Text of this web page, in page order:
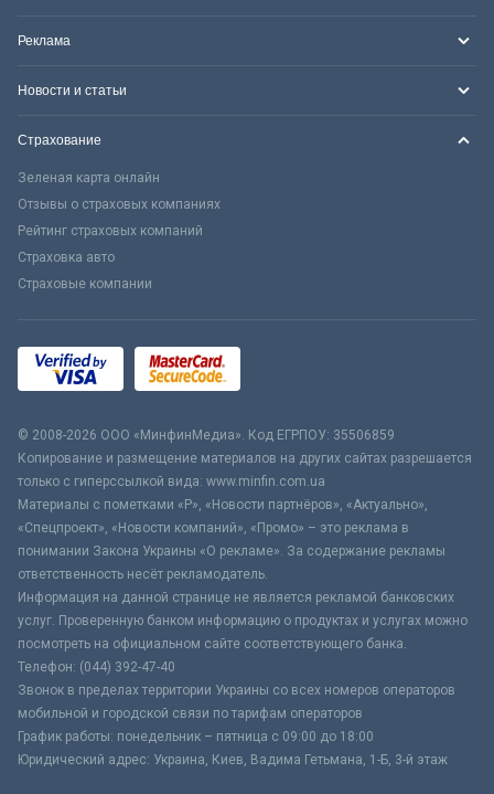
Реклама
Новости и статьи
Страхование
Зеленая карта онлайн
Отзывы о страховых компаниях
Рейтинг страховых компаний
Страховка авто
Страховые компании
© 2008-2026 ООО «МинфинМедиа». Код ЕГРПОУ: 35506859
Копирование и размещение материалов на других сайтах разрешается
только с гиперссылкой вида: www.minfin.com.ua
Материалы с пометками «Р», «Новости партнёров», «Актуально»,
«Спецпроект», «Новости компаний», «Промо» – это реклама в
понимании Закона Украины «О рекламе». За содержание рекламы
ответственность несёт рекламодатель.
Информация на данной странице не является рекламой банковских
услуг. Проверенную банком информацию о продуктах и услугах можно
посмотреть на официальном сайте соответствующего банка.
Телефон: (044) 392-47-40
Звонок в пределах территории Украины со всех номеров операторов
мобильной и городской связи по тарифам операторов
График работы: понедельник – пятница с 09:00 до 18:00
Юридический адрес: Украина, Киев, Вадима Гетьмана, 1-Б, 3-й этаж